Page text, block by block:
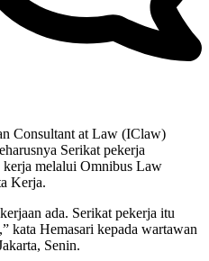
Consultant at Law (IClaw)
Serikat pekerja
kerja melalui Omnibus Law
Kerja.
ada. Serikat pekerja itu
kata Hemasari kepada wartawan
Senin.